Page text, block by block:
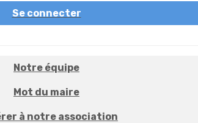
Se connecter
Notre équipe
Mot du maire
à notre association